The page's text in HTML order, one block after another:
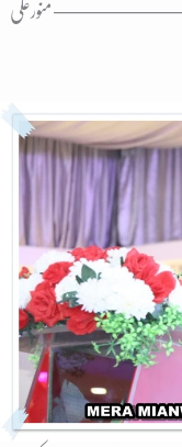
—— منورعلی